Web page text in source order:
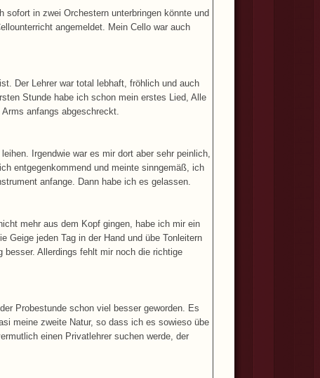
sofort in zwei Orchestern unterbringen könnte und
angemeldet. Mein Cello war auch
Der Lehrer war total lebhaft, fröhlich und auch
Stunde habe ich schon mein erstes Lied, Alle
anfangs abgeschreckt.
Irgendwie war es mir dort aber sehr peinlich,
entgegenkommend und meinte sinngemäß, ich
anfange. Dann habe ich es gelassen.
mehr aus dem Kopf gingen, habe ich mir ein
Geige jeden Tag in der Hand und übe Tonleitern
besser. Allerdings fehlt mir noch die richtige
Probestunde schon viel besser geworden. Es
meine zweite Natur, so dass ich es sowieso übe
einen Privatlehrer suchen werde, der